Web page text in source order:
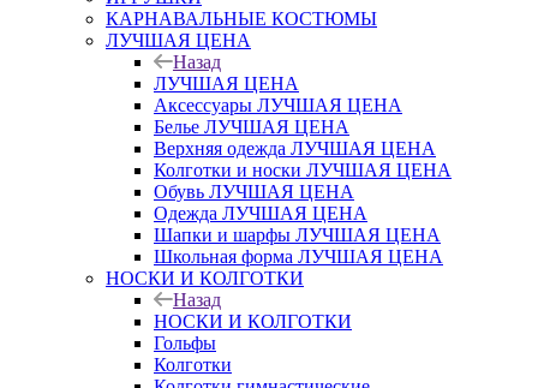
КАРНАВАЛЬНЫЕ КОСТЮМЫ
ЛУЧШАЯ ЦЕНА
Назад
ЛУЧШАЯ ЦЕНА
Аксессуары ЛУЧШАЯ ЦЕНА
Белье ЛУЧШАЯ ЦЕНА
Верхняя одежда ЛУЧШАЯ ЦЕНА
Колготки и носки ЛУЧШАЯ ЦЕНА
Обувь ЛУЧШАЯ ЦЕНА
Одежда ЛУЧШАЯ ЦЕНА
Шапки и шарфы ЛУЧШАЯ ЦЕНА
Школьная форма ЛУЧШАЯ ЦЕНА
НОСКИ И КОЛГОТКИ
Назад
НОСКИ И КОЛГОТКИ
Гольфы
Колготки